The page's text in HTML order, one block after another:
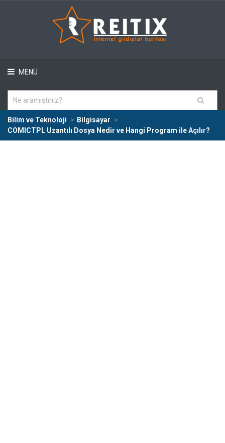
MENÜ
Bilim ve Teknoloji
Bilgisayar
COMICTPL Uzantılı Dosya Nedir ve Hangi Program ile Açılır?